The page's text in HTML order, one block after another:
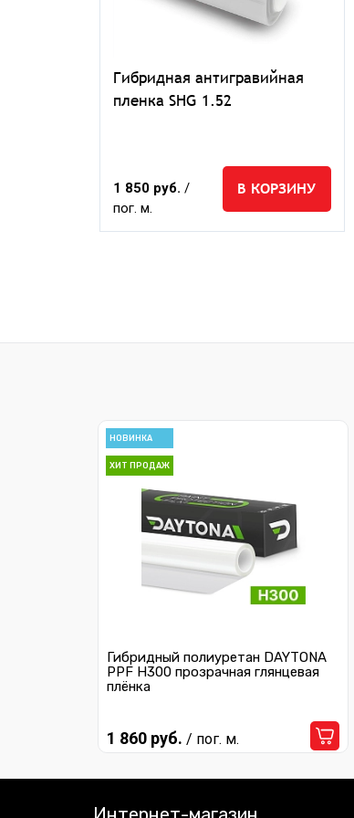
Гибридная антигравийная
пленка SHG 1.52
1 850 руб. /
пог. м.
В КОРЗИНУ
НОВИНКА
ХИТ ПРОДАЖ
Гибридный полиуретан DAYTONA
PPF H300 прозрачная глянцевая
плёнка
1 860 руб. / пог. м.